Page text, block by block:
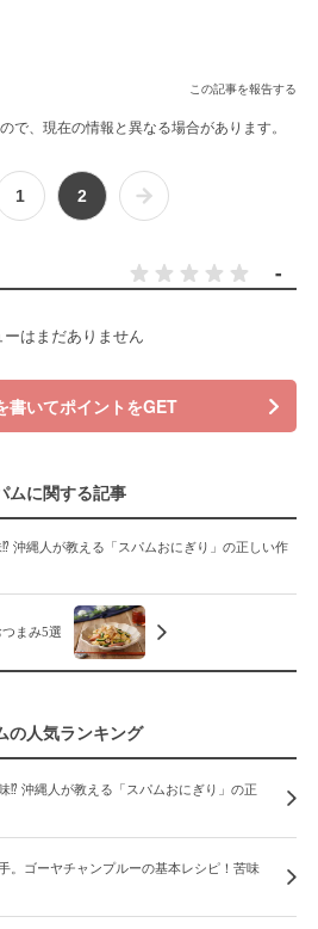
この記事を報告する
で、現在の情報と異なる場合があります。
1 2
-
ーはまだありません
書いてポイントをGET
ムに関する記事
沖縄人が教える「スパムおにぎり」の正しい作
まみ5選
の人気ランキング
⁉︎ 沖縄人が教える「スパムおにぎり」の正
。ゴーヤチャンプルーの基本レシピ！苦味